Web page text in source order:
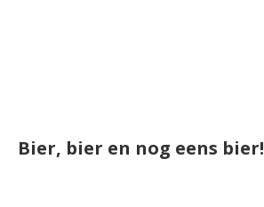
Bier, bier en nog eens bier!